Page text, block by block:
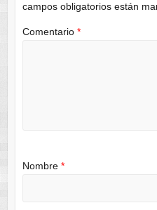
campos obligatorios están
Comentario *
Nombre *